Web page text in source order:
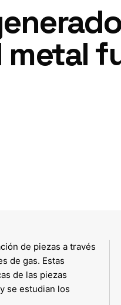
metal
de piezas a través
de gas. Estas
de las piezas
se estudian los